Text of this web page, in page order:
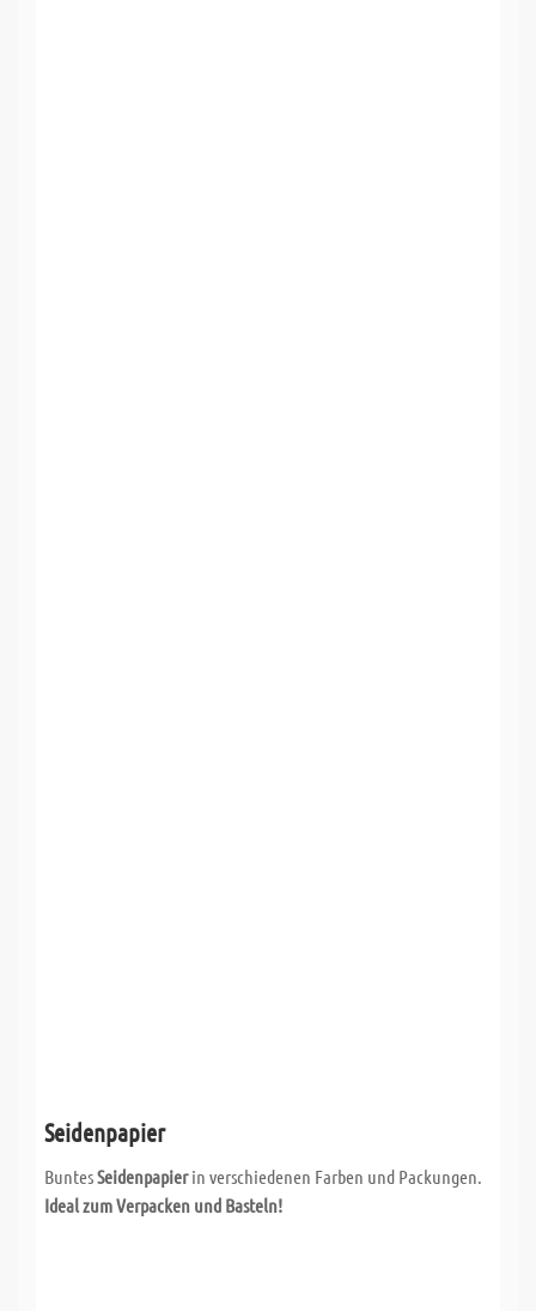
Seidenpapier
BuntesSeidenpapierin verschiedenen Farben und Packungen.
Ideal zum Verpacken und Basteln!